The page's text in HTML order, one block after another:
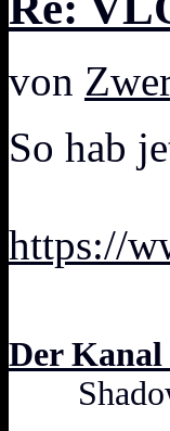
von
So hab
https://
Der Kanal